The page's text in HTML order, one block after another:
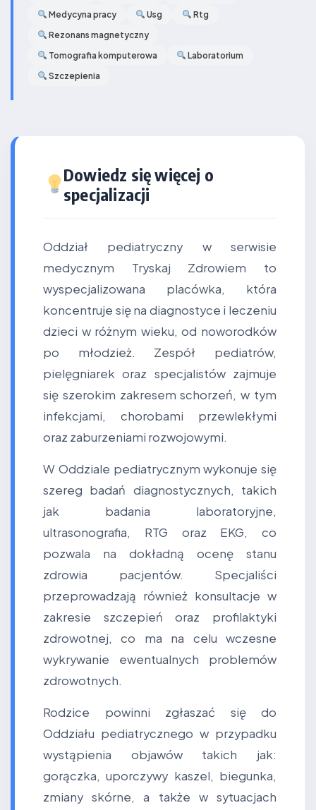
Medycyna pracy
Usg
Rtg
Rezonans magnetyczny
Tomografia komputerowa
Laboratorium
Szczepienia
Dowiedz się więcej o
specjalizacji
Oddział pediatryczny w serwisie
medycznym Tryskaj Zdrowiem to
wyspecjalizowana placówka, która
koncentruje się na diagnostyce i leczeniu
dzieci w różnym wieku, od noworodków
po młodzież. Zespół pediatrów,
pielęgniarek oraz specjalistów zajmuje
się szerokim zakresem schorzeń, w tym
infekcjami, chorobami przewlekłymi
oraz zaburzeniami rozwojowymi.
W Oddziale pediatrycznym wykonuje się
szereg badań diagnostycznych, takich
jak badania laboratoryjne,
ultrasonografia, RTG oraz EKG, co
pozwala na dokładną ocenę stanu
zdrowia pacjentów. Specjaliści
przeprowadzają również konsultacje w
zakresie szczepień oraz profilaktyki
zdrowotnej, co ma na celu wczesne
wykrywanie ewentualnych problemów
zdrowotnych.
Rodzice powinni zgłaszać się do
Oddziału pediatrycznego w przypadku
wystąpienia objawów takich jak:
gorączka, uporczywy kaszel, biegunka,
zmiany skórne, a także w sytuacjach